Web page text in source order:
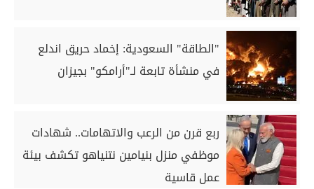
"الطاقة" السعودية: إخماد حريق اندلع
في منشأة تابعة لـ"أرامكو" بجيزان
ربع قرن من الرعب والاتهامات.. شهادات
موظفي منزل بنيامين نتنياهو تكشف بيئة
عمل قاسية